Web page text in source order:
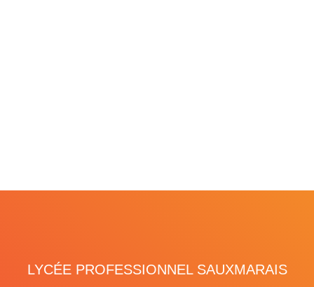
LYCÉE PROFESSIONNEL SAUXMARAIS